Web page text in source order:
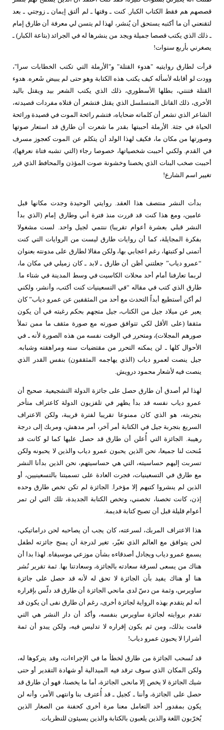
قصصهم هم فقط الكتاب الكبار. كنت ـ وقتها ـ لم ألتق إيمان ـ زوجتي ـ بعد
لتقنعني أن ما أكتبه يستحق أن يُنشر، لهذا لم يتسن لي معرفة أن طارق إمام
ـ ذلك الذي يكتب قصصا جميلة ويجد من ينشرها له في الجرائد (بتاعة الكبار) ـ
يصغرني بأربع سنوات!
قرأت لطارق روايتيه "هدوء القتلة" و"الأرملة التي تكتب الخطابات سرا"،
وودت لو أقابله لأسأله كيف يكتب هذه الكتابة وهو حتى لم يبيض شَعره. هدوء
القتلة فتنتي، بطلها الأسطوري، ذلك الذي يكتب الشعر بيد ويقتل باليد
الأخرى، ذلك القاتل المتسلسل الذي يقتل فتشعر أن قتلاه مفردات قصيدته،
الشاعر الذي تشعر أن كلماته ضحاياه، فتشم رائحة الموت في قصيدة ورائحة
الحياة في جثة. الأرملة أحببتها بقدر ما شعرت أن طارق قد استعار صوتها
وصورتها من مكان ما، فكيف لهذا الولد أن يتكلم عن الموت كعجوز مسرف
في القدم. ولكني أحببت شخصياتها، خصوصا رجاء (التي تشبه فتاة نعرفها)،
أحببت صخب البنات الذي يخصنا وخشونة صوت المؤذن والمحافظ الذي قرر
تغيير اسم الشارع!
بدأت النشر منتصف هذا العقد. روايتي الوحيدة وجدت مكانها قبل
عامين، ومع هذا كنت قد قررت منذ فترة أني وطارق إمام (الذي بدأ
النشر قبلي بعشرة أعوام تقريبا) ننتمي لجيل واحد. لست مشغولا
بفكرة المجايلة، كما أن روايات طارق ليست من الروايات التي كنت
أتمنى لو كتبتها، رغم اعجابي بها، ولكن مقالا لطارق على مدونته بعنوان
“عمرو دياب” جعلتني أظن أن طارق ـ لابد ـ كان زميلي في مكان ما،
لربما تعارفنا أمام أحد محلات الكاسيت في وسط المدينة في شتاء ما.
طارق الذي كتب في مقاله “في التسعينيات كنت أكتب، وأنشر، ولكني
لم أكن أستطيع أبداً التحدث مع أحد من المثقفين عن عمرو دياب” كان
يعبر عن ميلاد جيل من الكتاب، جيل متجهم بحكم رغبته في أن يكون
مثقفا (على الأقل لكي تتوافق صورته مع صورة مثقف ما ممن تملأ
صورهم المجلات)، ومتحرر في الوقت نفسه من هذه الصورة لأنه ـ في
الأحوال كلها ـ لن يمكنه التحرر من مقتضيات سنه ومراهقته وشبابه.
جيل ينصت لعمرو دياب (الذي يهاجمه المثقفون) بنفس القدر الذي
ينصت فيه لأشعار محمود درويش.
لهذا لم أصدق أن طارق حصل على جائزة الدولة التشجيعية. صحيح أن
عمرو دياب نفسه قد بدأ يظهر في تلفزيون الدولة كاعتراف متأخر
بتجربته، هو الذي كان ممنوعا تقريبا لفترة قريبة، ولكن الاعتراف
السريع بتجربة جيل في الكتابة أمر آخر، أمر مدهش، ومربك إلى درجة
رهيبة. الجائزة التي أُعلن أن طارق قد حصل عليها كما لو كانت قد
مُنحت لنا جميعا، نحن الذين يحبون عمرو دياب والذين لا يحبونه ولكن
تسربت إليهم حساسيته، التي هي حساسيتهم، نحن الذين بدأنا النشر
مع طارق في التسعينيات، فجرت العادة على تسميتنا بالتسعينيين، أو
الذين لم ينشروا كتبهم إلا مؤخرا. الجائزة لم تكن تخص طارق وحده
إذن، كانت تخصنا، تخصني، وتخص الكتابة الجديدة، تلك التي لن تمر
أعوام قليلة قبل أن تصبح كتابة قديمة.
هذا الاعتراف المربك، لسرعته، كان يجب أن يصاحبه لحن دراماتيكي،
لحن يتوافق مع العالم الذي تغيّر، تغير لدرجة أن يمنح جائزته لطفل
يسمع عمرو دياب ويجادل أصدقاءه بشأن موزعي موسيقاه. لهذا بدا أن
هناك من يسعى لسرقة سعادته بالجائزة، وسعادتنا بها. ثمة تقرير نُشر
هنا أو هناك يفيد بأن الجائزة لا تحق له لأنه قد حصل على جائزة
ساويرس، وثمة من دسّ لدى مانحي الجائزة أن طارق قد دلّس بإقراره
أنه لم يتقدم بهذه الرواية لجائزة أخرى، رغم أن طارق نفى أن يكون قد
تقدم بروايته لجائزة ساويرس بنفسه، وأكد أن دار النشر هي التي
قامت بذلك، ومن ثم يكون إقراره لا تدليس فيه، ولكن يبدو أن ثمة
أشرارا لا يحبون عمرو دياب!
قد تُسحب الجائزة من طارق لخطأ ما في الإجراءات، وقد يتركوها له،
ولكن المكان الذي سوف ترقد فيه الميدالية أو شهادة التقدير أو حتى
شيك الجائزة لا يخص إلا مانحى الجائزة، أما ما يخصنا، فهو أن طارق قد
حصل على الجائزة، وأننا ـ كجيل ـ قد أُعترف بنا وانتهى الأمر، وأنه لن
يكون بمقدور أحد التعامل معنا مرة أخرى كحفنة من الصغار الذين
يُخرّبون اللغة والذين يلعبون بالكتابة والذين يسيئون للنظريات.